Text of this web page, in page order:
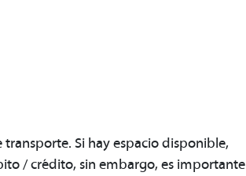
transporte. Si hay espacio disponible,
/ crédito, sin embargo, es importante